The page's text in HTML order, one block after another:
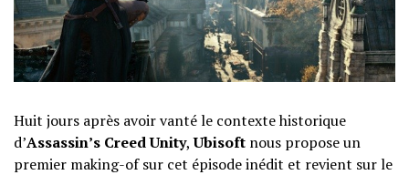
Huit jours après avoir vanté le contexte historique
d’Assassin’s Creed Unity,Ubisoft nous propose un
premier making-of sur cet épisode inédit et revient sur le